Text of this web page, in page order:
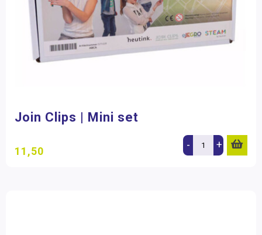
Join Clips | Mini set
11,50 - +